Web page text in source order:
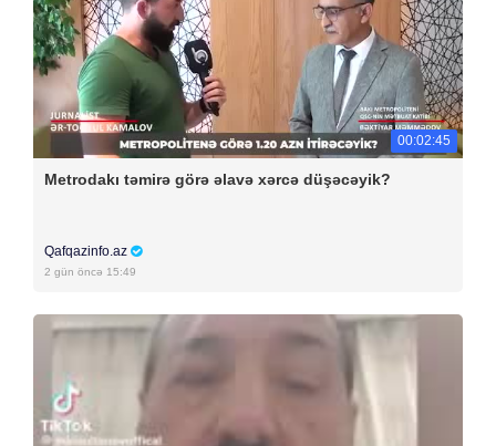
00:02:45
Metrodakı təmirə görə əlavə xərcə düşəcəyik?
Qafqazinfo.az
2 gün öncə 15:49